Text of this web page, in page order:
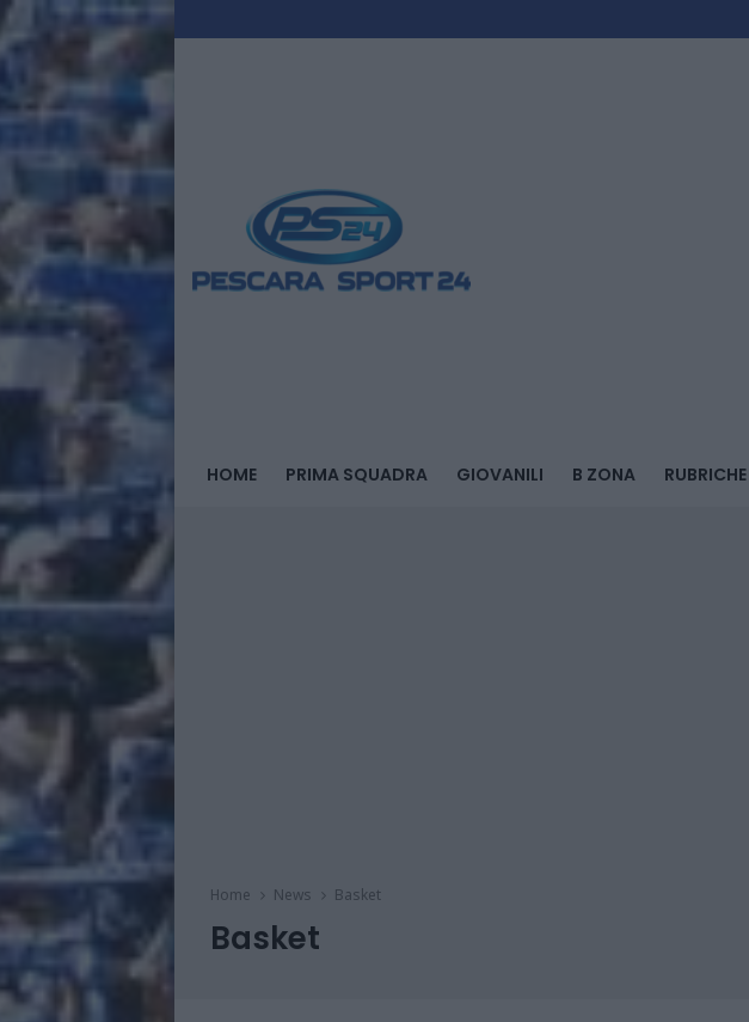
HOME PRIMA SQUADRA GIOVANILI B ZONA RUBRICHE
Home News Basket
Basket